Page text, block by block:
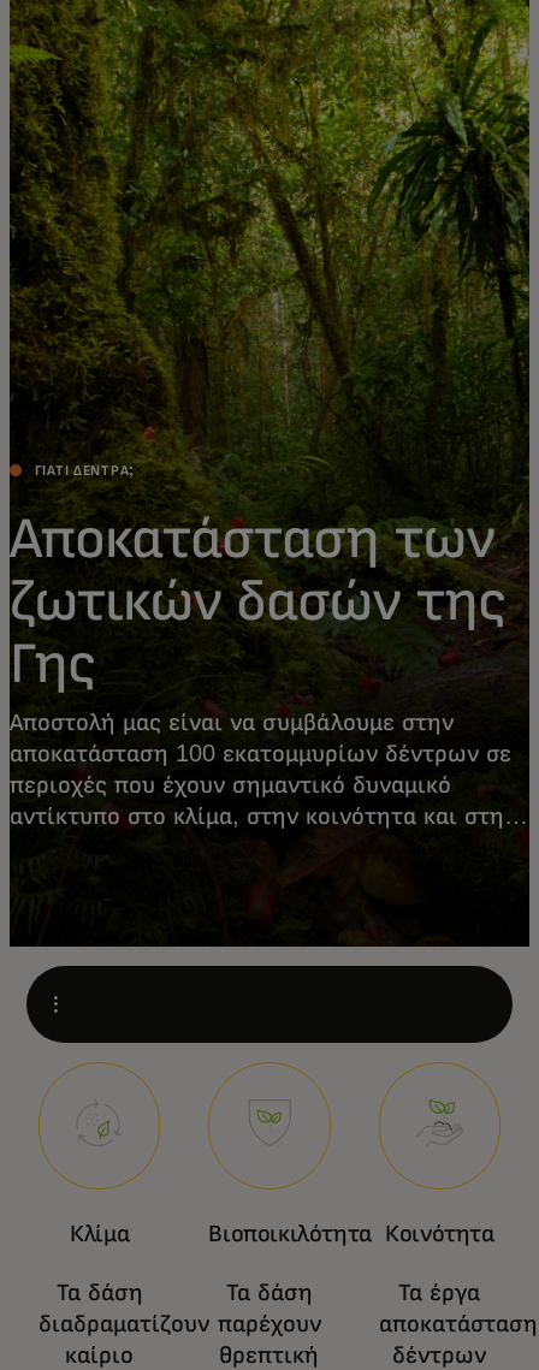
Για εσάς
Για επιχειρήσεις
Για τον κόσμο
Για καινοτόμους
Νέα και τάσεις
ΓΙΑΤΙ ΔΕΝΤΡΑ;
Αποκατάσταση των
ζωτικών δασών της
Γης
Αποστολή μας είναι να συμβάλουμε στην
αποκατάσταση 100 εκατομμυρίων δέντρων σε
περιοχές που έχουν σημαντικό δυναμικό
αντίκτυπο στο κλίμα, στην κοινότητα και στη
Open
Κλίμα
Τα δάση
διαδραματίζουν
καίριο
Βιοποικιλότητα
Τα δάση
παρέχουν
θρεπτική
Κοινότητα
Τα έργα
δέντρων